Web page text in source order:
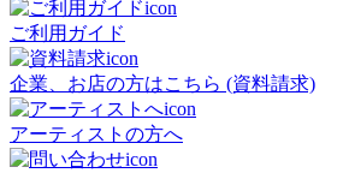
ご利用ガイド
企業、お店の方はこちら (資料請求)
アーティストの方へ